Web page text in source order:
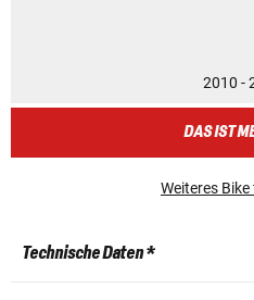
2010 -
DAS IST
Weiteres Bike
Technische Daten *